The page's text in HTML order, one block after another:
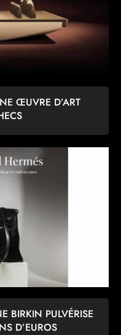
ŒUVRE D’ART
BIRKIN PULVÉRISE
D’EUROS